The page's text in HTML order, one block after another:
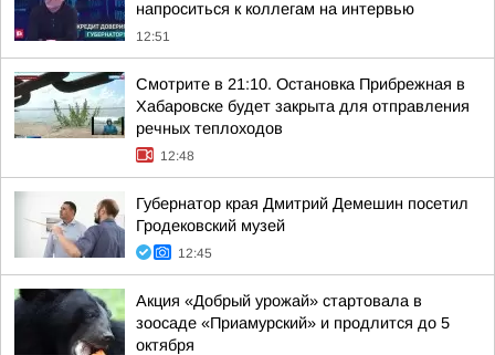
напроситься к коллегам на интервью
12:51
Смотрите в 21:10. Остановка Прибрежная в
Хабаровске будет закрыта для отправления
речных теплоходов
12:48
Губернатор края Дмитрий Демешин посетил
Гродековский музей
12:45
Акция «Добрый урожай» стартовала в
зоосаде «Приамурский» и продлится до 5
октября